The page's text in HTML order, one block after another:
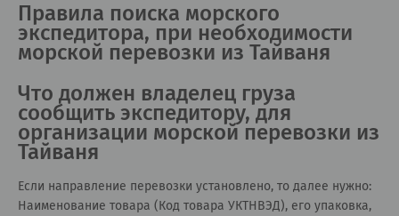
Правила поиска морского
экспедитора, при необходимости
морской перевозки из Тайваня
Что должен владелец груза
сообщить экспедитору, для
организации морской перевозки из
Тайваня
Если направление перевозки установлено, то далее нужно:
Наименование товара (Код товара УКТНВЭД), его упаковка,